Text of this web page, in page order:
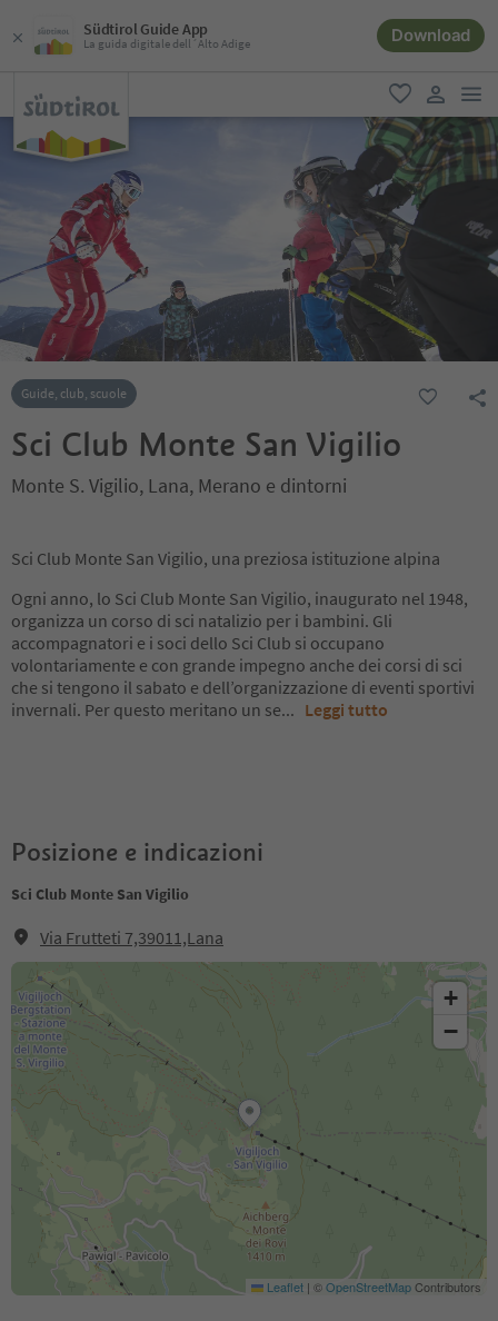
Südtirol Guide App
La guida digitale dell´Alto Adige Download
favoriti
user link
Guide, club, scuole
Sci Club Monte San Vigilio
Monte S. Vigilio, Lana, Merano e dintorni
Sci Club Monte San Vigilio, una preziosa istituzione alpina
Ogni anno, lo Sci Club Monte San Vigilio, inaugurato nel 1948,
organizza un corso di sci natalizio per i bambini. Gli
accompagnatori e i soci dello Sci Club si occupano
volontariamente e con grande impegno anche dei corsi di sci
che si tengono il sabato e dell’organizzazione di eventi sportivi
invernali. Per questo meritano un se... Leggi tutto
Posizione e indicazioni
Sci Club Monte San Vigilio
Via Frutteti 7,39011,Lana
+
−
Leaflet | ©OpenStreetMapContributors